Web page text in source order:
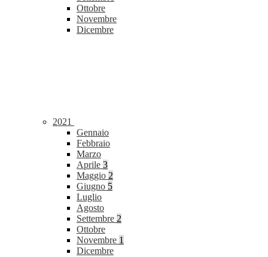
Ottobre
Novembre
Dicembre
2021
Gennaio
Febbraio
Marzo
Aprile 3
Maggio 2
Giugno 5
Luglio
Agosto
Settembre 2
Ottobre
Novembre 1
Dicembre